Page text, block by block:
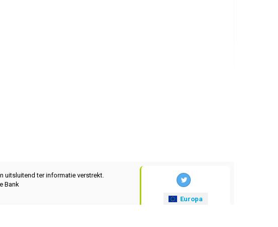
uitsluitend ter informatie verstrekt.
Bank
Europa